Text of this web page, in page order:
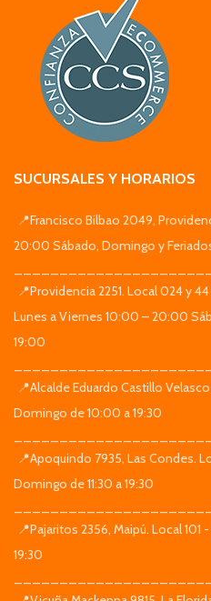
SUCURSALES Y HORARIOS
📍Francisco Bilbao 2049,
20:00 Sábado, Domingo y
📍Providencia 2251. Local 024 y
Lunes a Viernes 10:00 – 20:00
19:00
📍Alcalde Eduardo Castillo
Domingo de 10:00 a 19:30
📍Apoquindo 7935, Las Condes.
Domingo de 11:30 a 19:30
📍Pajaritos 2356, Maipú. Local 101
19:30